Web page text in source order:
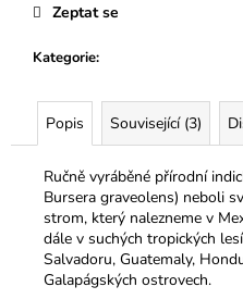
Kategorie:
Zeptat se
Popis Související (3)
Ručně vyráběné přírodní
Bursera graveolens) neboli
strom, který nalezneme v
dále v suchých tropických
Salvadoru, Guatemaly,
Galapágských ostrovech.
m